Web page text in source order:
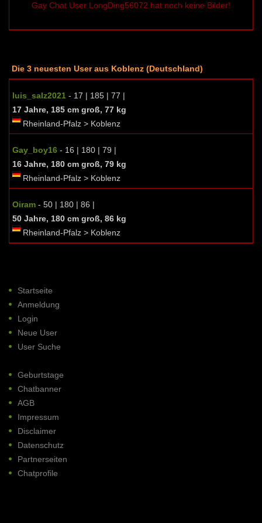
Gay Chat User LongDing56072 hat noch keine Bilder!
Die 3 neuesten User aus Koblenz (Deutschland)
luis_salz2021 - 17 | 185 | 77 |
17 Jahre, 185 cm groß, 77 kg
Rheinland-Pfalz > Koblenz
Gay_boy16 - 16 | 180 | 79 |
16 Jahre, 180 cm groß, 79 kg
Rheinland-Pfalz > Koblenz
Oiram - 50 | 180 | 86 |
50 Jahre, 180 cm groß, 86 kg
Rheinland-Pfalz > Koblenz
Startseite
Anmeldung
Login
Neue User
User Suche
Geburtstage
Chatbanner
AGB
Impressum
Disclaimer
Datenschutz
Partnerseiten
Chatprofile